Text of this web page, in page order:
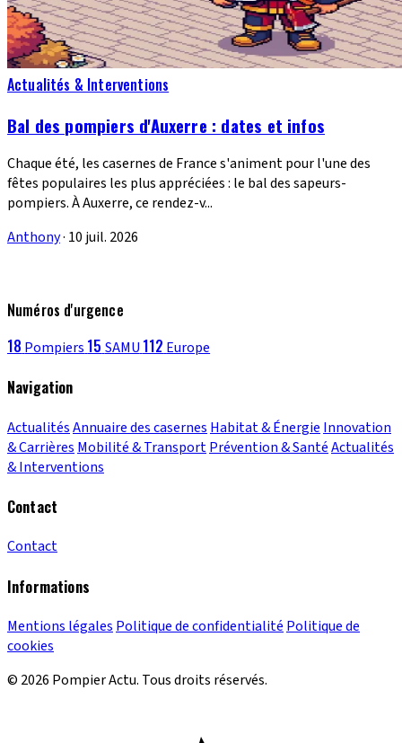
Actualités & Interventions
Bal des pompiers d'Auxerre : dates et infos
Chaque été, les casernes de France s'animent pour l'une des
fêtes populaires les plus appréciées : le bal des sapeurs-
pompiers. À Auxerre, ce rendez-v...
Anthony· 10 juil. 2026
Numéros d'urgence
18 Pompiers 15 SAMU 112 Europe
Navigation
ActualitésAnnuaire des casernes Habitat & Énergie Innovation
& Carrières Mobilité & TransportPrévention & SantéActualités
& Interventions
Contact
Contact
Informations
Mentions légales Politique de confidentialité Politique de
cookies
© 2026 Pompier Actu. Tous droits réservés.